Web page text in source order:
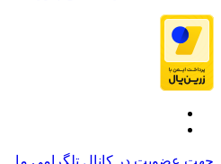
جهت عضویت در کانال تلگرامی ما...